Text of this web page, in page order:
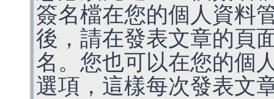
簽名檔在您的個人資料
後，請在發表文章的頁
名。您也可以在您的個
選項，這樣每次發表文